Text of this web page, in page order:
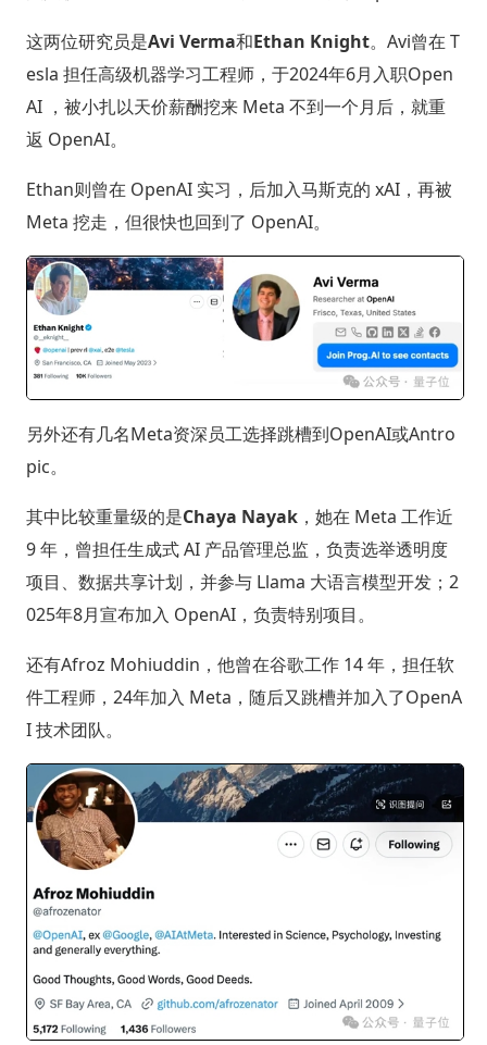
这两位研究员是Avi Verma和Ethan Knight。Avi曾在 T
esla 担任高级机器学习工程师，于2024年6月入职Open
AI ，被小扎以天价薪酬挖来 Meta 不到一个月后，就重
返 OpenAI。
Ethan则曾在 OpenAI 实习，后加入马斯克的 xAI，再被
Meta 挖走，但很快也回到了 OpenAI。
另外还有几名Meta资深员工选择跳槽到OpenAI或Antro
pic。
其中比较重量级的是Chaya Nayak，她在 Meta 工作近
9 年，曾担任生成式 AI 产品管理总监，负责选举透明度
项目、数据共享计划，并参与 Llama 大语言模型开发；2
025年8月宣布加入 OpenAI，负责特别项目。
还有Afroz Mohiuddin，他曾在谷歌工作 14 年，担任软
件工程师，24年加入 Meta，随后又跳槽并加入了OpenA
I 技术团队。